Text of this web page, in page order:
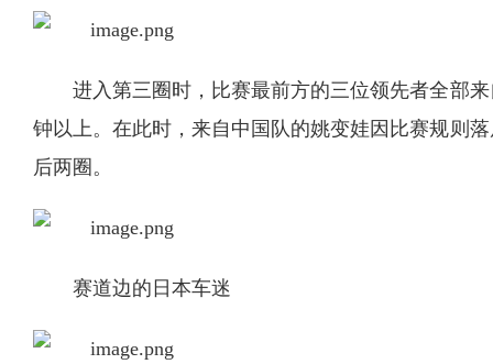
进入第三圈时，比赛最前方的三位领先者全部
钟以上。在此时，来自中国队的姚变娃因比赛规则
后两圈。
赛道边的日本车迷